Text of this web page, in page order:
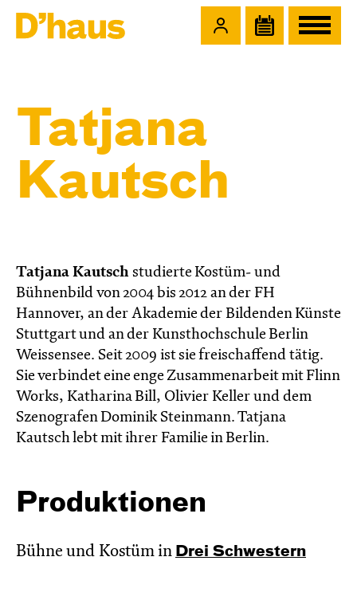
Tatjana
Kautsch
Tatjana Kautsch studierte Kostüm- und
Bühnenbild von 2004 bis 2012 an der FH
Hannover, an der Akademie der Bildenden Künste
Stuttgart und an der Kunsthochschule Berlin
Weissensee. Seit 2009 ist sie freischaffend tätig.
Sie verbindet eine enge Zusammenarbeit mit Flinn
Works, Katharina Bill, Olivier Keller und dem
Szenografen Dominik Steinmann. Tatjana
Kautsch lebt mit ihrer Familie in Berlin.
Produktionen
Bühne und Kostüm in Drei Schwestern